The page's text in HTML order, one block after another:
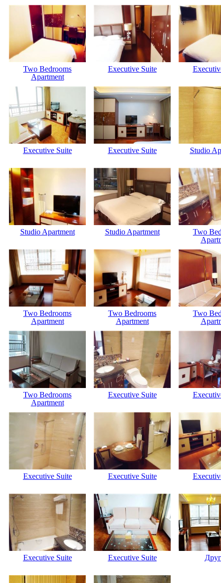
Two Bedrooms
Apartment
Executive Suite
Executive Suite Executive Suite Studio
Studio Apartment Studio Apartment
Two
Two Bedrooms
Apartment
Two Bedrooms
Apartment
Two
Two Bedrooms
Apartment
Executive Suite
Executive Suite Executive Suite
Executive Suite Executive Suite